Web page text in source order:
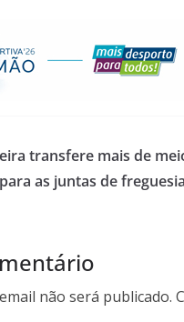
transfere mais de
as juntas de
não será publicado.